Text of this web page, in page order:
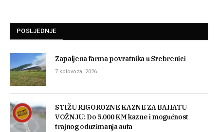
POSLJEDNJE
Zapaljena farma povratnika u Srebrenici
7 kolovoza, 2026
STIŽU RIGOROZNE KAZNE ZA BAHATU
VOŽNJU: Do 5.000 KM kazne i mogućnost
trajnog oduzimanja auta